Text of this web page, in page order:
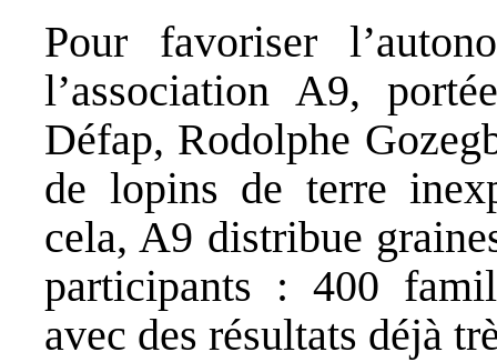
Pour favoriser
l’association A9,
Défap, Rodolphe
de lopins de terre
cela, A9 distribue
participants : 400
avec des résultats déjà